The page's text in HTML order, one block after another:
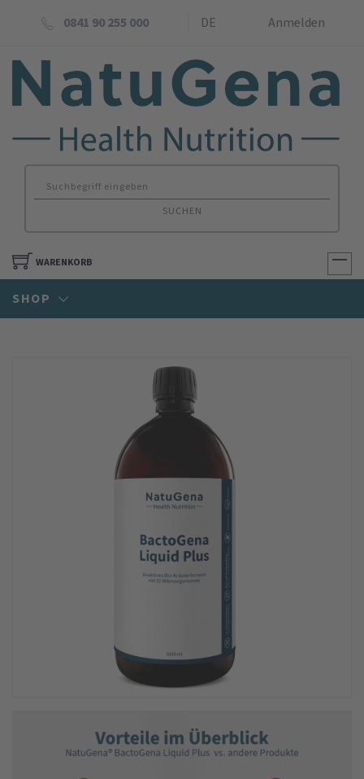
0841 90 255 000 DE Anmelden
SUCHEN
WARENKORB
SHOP